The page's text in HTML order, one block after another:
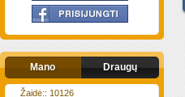
Mano Draugų
Žaidė:: 10126